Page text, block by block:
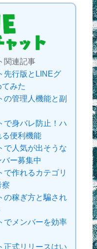
関連記事
先行版とLINEグ
みた
の管理人機能と副
で身バレ防止！ハ
便利機能
で人気が出そうな
ー募集中
で作れるカテゴリ
察
の稼ぎ方と騙され
でメンバーを効率
正式リリースはい